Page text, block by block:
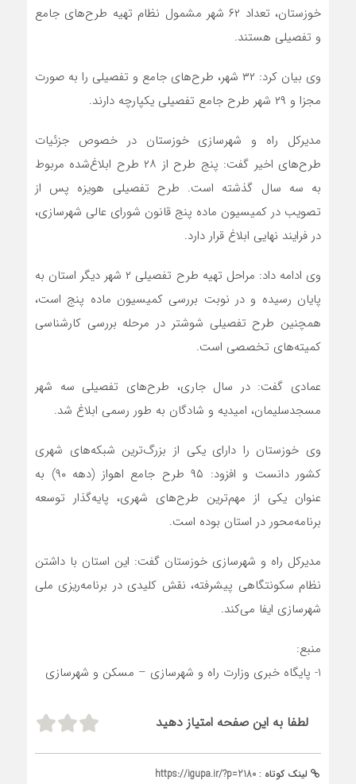
خوزستان، تعداد ۶۲ شهر مشمول نظام تهیه طرح‌های جامع
و تفصیلی هستند.
وی بیان کرد: ۳۲ شهر، طرح‌های جامع و تفصیلی را به صورت
مجزا و ۲۹ شهر طرح جامع تفصیلی یکپارچه دارند.
مدیرکل راه و شهرسازی خوزستان در خصوص جزئیات
طرح‌های اخیر گفت: پنج طرح از ۲۸ طرح ابلاغ‌شده مربوط
به سه سال گذشته است. طرح تفصیلی هویزه پس از
تصویب در کمیسیون ماده پنج قانون شورای عالی شهرسازی،
در فرایند نهایی ابلاغ قرار دارد.
وی ادامه داد: مراحل تهیه طرح تفصیلی ۲ شهر دیگر استان به
پایان رسیده و در نوبت بررسی کمیسیون ماده پنج است،
همچنین طرح تفصیلی شوشتر در مرحله بررسی کارشناسی
کمیته‌های تخصصی است.
عمادی گفت: در سال جاری، طرح‌های تفصیلی سه شهر
مسجدسلیمان، امیدیه و شادگان به طور رسمی ابلاغ شد.
وی خوزستان را دارای یکی از بزرگ‌ترین شبکه‌های شهری
کشور دانست و افزود: ۹۵ طرح جامع اهواز (دهه ۹۰) به
عنوان یکی از مهم‌ترین طرح‌های شهری، پایه‌گذار توسعه
برنامه‌محور در استان بوده است.
مدیرکل راه و شهرسازی خوزستان گفت: این استان با داشتن
نظام سکونتگاهی پیشرفته، نقش کلیدی در برنامه‌ریزی ملی
شهرسازی ایفا می‌کند.
منبع:
1- پایگاه خبری وزارت راه و شهرسازی – مسکن و شهرسازی
لطفا به این صفحه امتیاز دهید
لینک کوتاه : https://igupa.ir/?p=2180